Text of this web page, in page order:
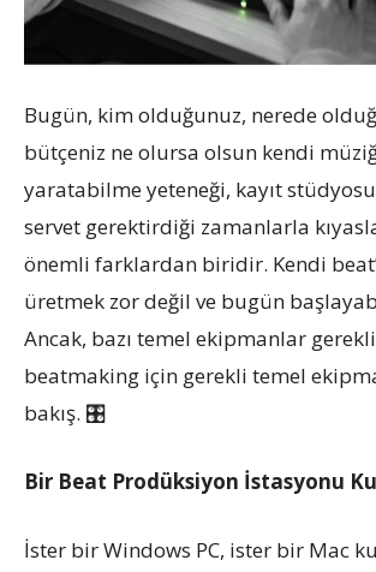
Bugün, kim olduğunuz, nerede
bütçeniz ne olursa olsun kendi
yaratabilme yeteneği, kayıt
servet gerektirdiği zamanlarla
önemli farklardan biridir. Kendi
üretmek zor değil ve bugün
Ancak, bazı temel ekipmanlar
beatmaking için gerekli temel
bakış. 🎛
Bir Beat Prodüksiyon İstasyonu
İster bir Windows PC, ister bir Mac